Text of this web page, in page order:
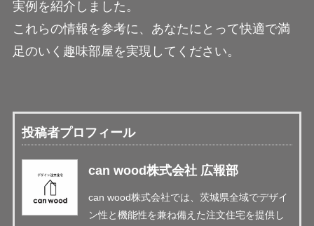
実例を紹介しました。
これらの情報を参考に、あなたにとって快適で満
足のいく趣味部屋を実現してください。
投稿者プロフィール
can wood株式会社 広報部
can wood株式会社では、茨城県全域でデザイ
ン性と機能性を兼ね備えた注文住宅を提供し